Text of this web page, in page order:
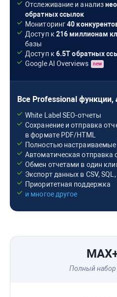
Отслеживание и анализ
обратных ссылок
Мониторинг40
Доступ к 216 миллионам
базы
Доступ к 6.5Tобратных
Google AI Overviews
new
Все Professional функции,
White Label SEO-отчеты
Сохранение и отправка
в формате PDF/HTML
Полностью
Автоматическая отправка
Обмен отчетами в один
Экспорт данных в CSV, SQL,
Приоритетная поддержка
и многое другое
MAX
Полный